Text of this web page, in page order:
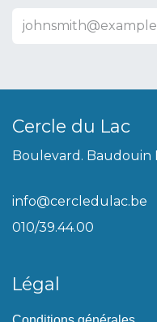
Cercle du Lac
Boulevard. Baudouin
info@cercledulac.be
010/39.44.00
Légal